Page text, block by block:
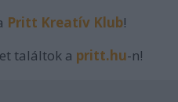
Pritt Kreatív Klub!
találtok a pritt.hu-n!